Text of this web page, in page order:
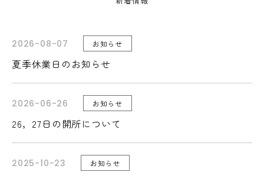
2026-08-07 お知らせ
夏季休業日のお知らせ
2026-06-26 お知らせ
26，27日の開所について
2025-10-23 お知らせ